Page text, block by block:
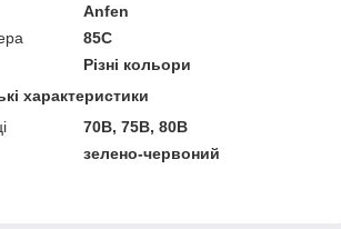
Anfen
85C
Різні кольори
характеристики
70B, 75B, 80B
зелено-червоний